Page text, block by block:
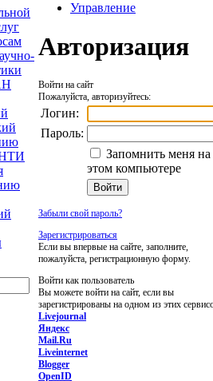
НТИ
Управление
Авторизация
Войти на сайт
Пожалуйста, авторизуйтесь:
Логин:
Пароль:
Запомнить меня на
этом компьютере
Забыли свой пароль?
Зарегистрироваться
Если вы впервые на сайте, заполните,
пожалуйста, регистрационную форму.
Войти как пользователь
Вы можете войти на сайт, если вы
зарегистрированы на одном из этих
Livejournal
Яндекс
Mail.Ru
Liveinternet
Blogger
OpenID